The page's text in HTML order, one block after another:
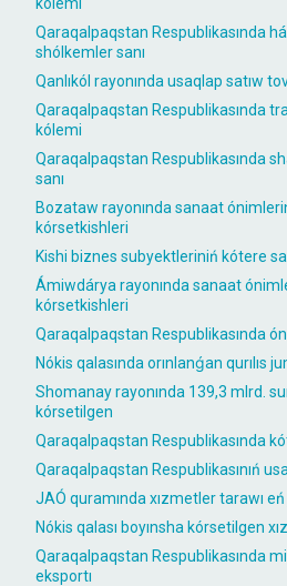
Qaraqalpaqstan Respublikasında
shólkemler sanı
Qanlıkól rayonında usaqlap satıw
Qaraqalpaqstan Respublikasında
kólemi
Qaraqalpaqstan Respublikasında
sanı
Bozataw rayonında sanaat
kórsetkishleri
Kishi biznes subyektleriniń kótere
Ámiwdárya rayonında sanaat
kórsetkishleri
Qaraqalpaqstan Respublikasında
Nókis qalasında orınlanǵan qurılıs
Shomanay rayonında 139,3 mlrd.
kórsetilgen
Qaraqalpaqstan Respublikasında
Qaraqalpaqstan Respublikasınıń
JAÓ quramında xızmetler tarawı
Nókis qalası boyınsha kórsetilgen
Qaraqalpaqstan Respublikasında
eksportı